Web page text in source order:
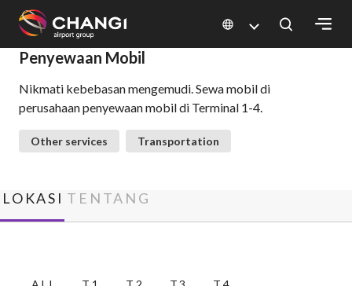
All
Changi
Sites:
Select:
Penyewaan Mobil
Nikmati kebebasan mengemudi. Sewa mobil di
perusahaan penyewaan mobil di Terminal 1-4.
Other services Transportation
LOKASI TENTANG